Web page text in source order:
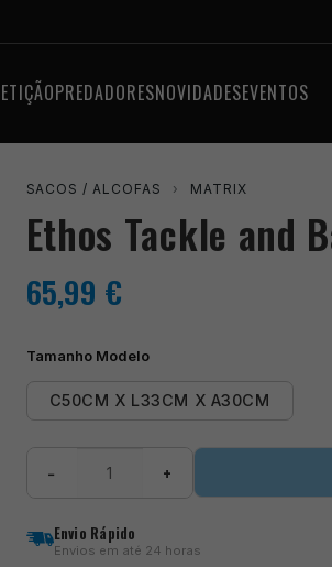
PREDADORESNOVIDADESEVENTOS
SACOS / ALCOFAS › MATRIX
Ethos Tackle and
65,99 €
Tamanho Modelo
C50CM X L33CM X A30CM
and
Bait
− +
Envio Rápido
Envios em até 24 horas